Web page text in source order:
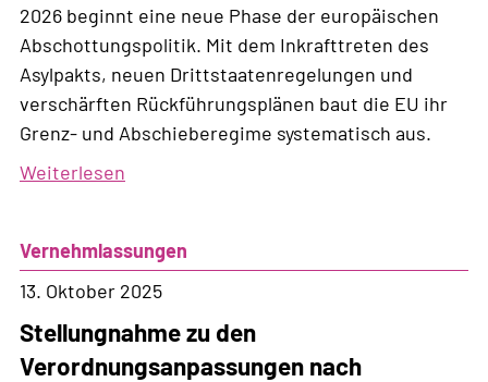
2026 beginnt eine neue Phase der europäischen
Abschottungspolitik. Mit dem Inkrafttreten des
Asylpakts, neuen Drittstaatenregelungen und
verschärften Rückführungsplänen baut die EU ihr
Grenz- und Abschieberegime systematisch aus.
Weiterlesen
Architektur
der
Abschottung
Vernehmlassungen
13. Oktober 2025
Stellungnahme zu den
Verordnungsanpassungen nach